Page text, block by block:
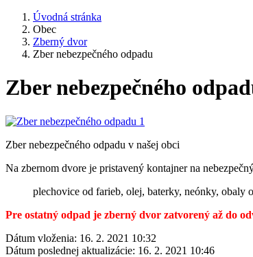
Úvodná stránka
Obec
Zberný dvor
Zber nebezpečného odpadu
Zber nebezpečného
Zber nebezpečného odpadu v našej obci
Na zbernom dvore je pristavený kontajner na
plechovice od farieb, olej, baterky, neónky, obaly
Pre ostatný odpad je zberný dvor zatvorený až do
Dátum vloženia: 16. 2. 2021 10:32
Dátum poslednej aktualizácie: 16. 2. 2021 10:46